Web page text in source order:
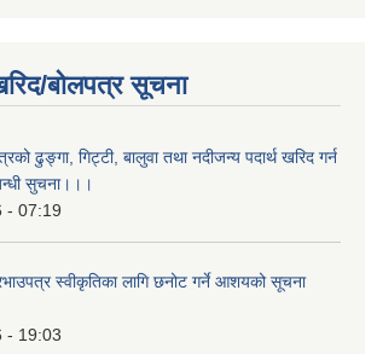
बोलपत्र सूचना
ढुङ्गा, गिट्टी, बालुवा तथा नदीजन्य पदार्थ खरिद गर्न
सुचना।।।
- 07:19
स्वीकृतिका लागि छनोट गर्ने आशयको सूचना
- 19:03